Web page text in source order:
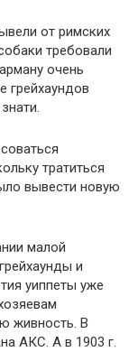
от римских
требовали
очень
грейхаундов
тратиться
вывести новую
малой
и
уиппеты уже
живность. В
АКС. А в 1903 г.